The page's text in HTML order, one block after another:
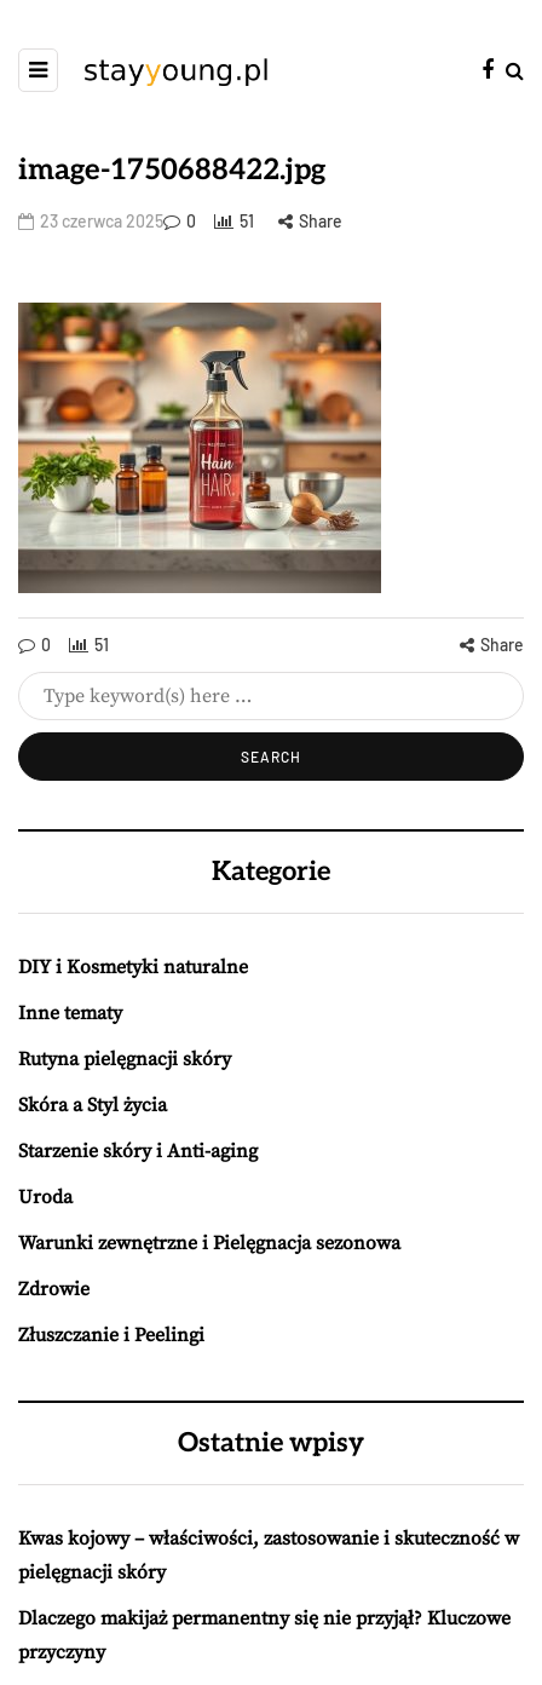
image-1750688422.jpg
23 czerwca 2025 0 51 Share
0 51 Share
Kategorie
DIY i Kosmetyki naturalne
Inne tematy
Rutyna pielęgnacji skóry
Skóra a Styl życia
Starzenie skóry i Anti-aging
Uroda
Warunki zewnętrzne i Pielęgnacja sezonowa
Zdrowie
Złuszczanie i Peelingi
Ostatnie wpisy
Kwas kojowy – właściwości, zastosowanie i skuteczność w
pielęgnacji skóry
Dlaczego makijaż permanentny się nie przyjął? Kluczowe
przyczyny